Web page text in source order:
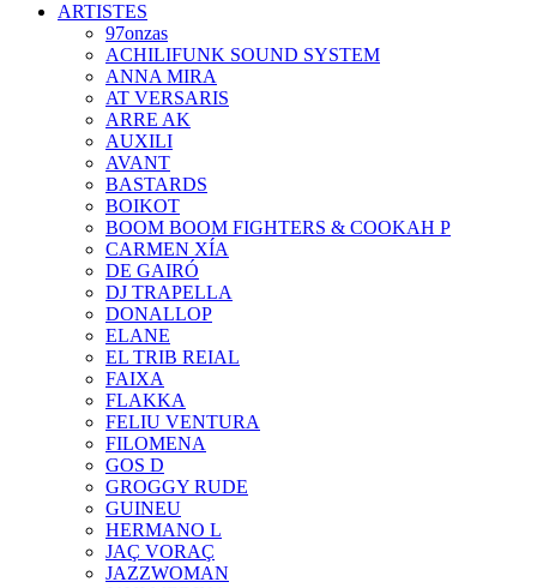
ARTISTES
97onzas
ACHILIFUNK SOUND SYSTEM
ANNA MIRA
AT VERSARIS
ARRE AK
AUXILI
AVANT
BASTARDS
BOIKOT
BOOM BOOM FIGHTERS & COOKAH P
CARMEN XÍA
DE GAIRÓ
DJ TRAPELLA
DONALLOP
ELANE
EL TRIB REIAL
FAIXA
FLAKKA
FELIU VENTURA
FILOMENA
GOS D
GROGGY RUDE
GUINEU
HERMANO L
JAÇ VORAÇ
JAZZWOMAN